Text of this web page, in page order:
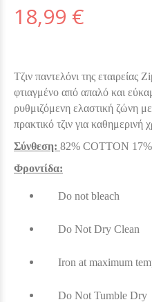
18,99 €
Τζιν παντελόνι της
φτιαγμένο από απαλό και
ρυθμιζόμενη ελαστική ζώνη
πρακτικό τζιν για καθημερινή
Σύνθεση: 82% COTTON
Φροντίδα:
Do not bleach
Do Not Dry Clean
Iron at maximum
Do Not Tumble Dry